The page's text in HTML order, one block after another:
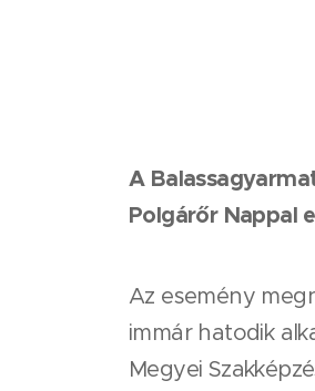
A
Polgárőr Nappal
Az esemény
immár hatodik
Megyei